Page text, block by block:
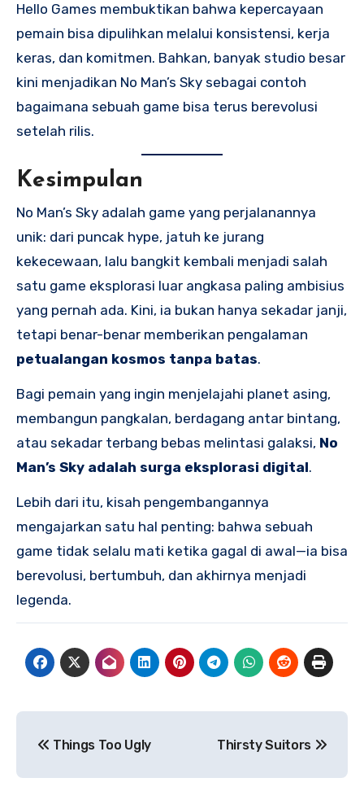
Hello Games membuktikan bahwa kepercayaan
pemain bisa dipulihkan melalui konsistensi, kerja
keras, dan komitmen. Bahkan, banyak studio besar
kini menjadikan No Man’s Sky sebagai contoh
bagaimana sebuah game bisa terus berevolusi
setelah rilis.
Kesimpulan
No Man’s Sky adalah game yang perjalanannya
unik: dari puncak hype, jatuh ke jurang
kekecewaan, lalu bangkit kembali menjadi salah
satu game eksplorasi luar angkasa paling ambisius
yang pernah ada. Kini, ia bukan hanya sekadar janji,
tetapi benar-benar memberikan pengalaman
petualangan kosmos tanpa batas.
Bagi pemain yang ingin menjelajahi planet asing,
membangun pangkalan, berdagang antar bintang,
atau sekadar terbang bebas melintasi galaksi, No
Man’s Sky adalah surga eksplorasi digital.
Lebih dari itu, kisah pengembangannya
mengajarkan satu hal penting: bahwa sebuah
game tidak selalu mati ketika gagal di awal—ia bisa
berevolusi, bertumbuh, dan akhirnya menjadi
legenda.
Things Too Ugly Thirsty Suitors